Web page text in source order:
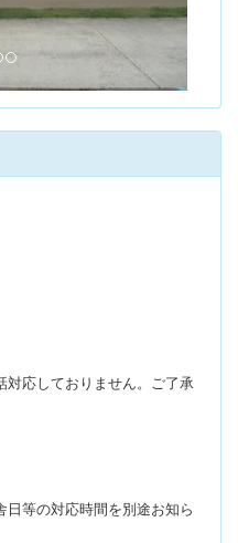
対応しておりません。ご了承
日等の対応時間を別途お知ら